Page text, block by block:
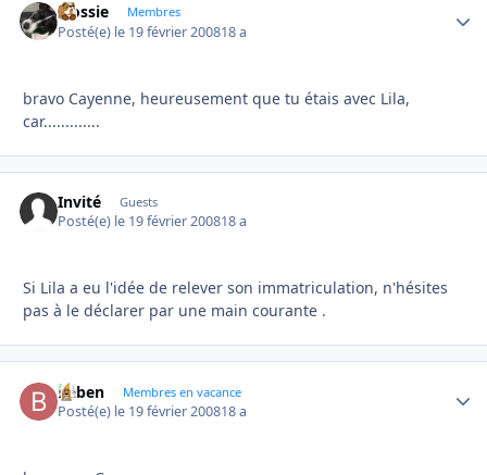
Flossie Membres
Posté(e) le 19 février 200818 a
bravo Cayenne, heureusement que tu étais avec Lila,
car.............
Invité Guests
Posté(e) le 19 février 200818 a
Si Lila a eu l'idée de relever son immatriculation, n'hésites
pas à le déclarer par une main courante .
baben Membres en vacance
Posté(e) le 19 février 200818 a